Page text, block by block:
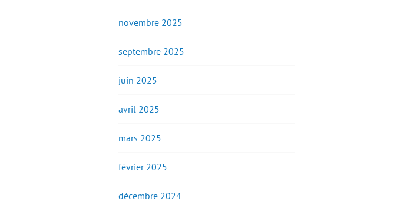
novembre 2025
septembre 2025
juin 2025
avril 2025
mars 2025
février 2025
décembre 2024